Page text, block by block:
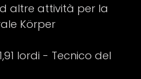
altre attività per la
Körper
lordi - Tecnico del